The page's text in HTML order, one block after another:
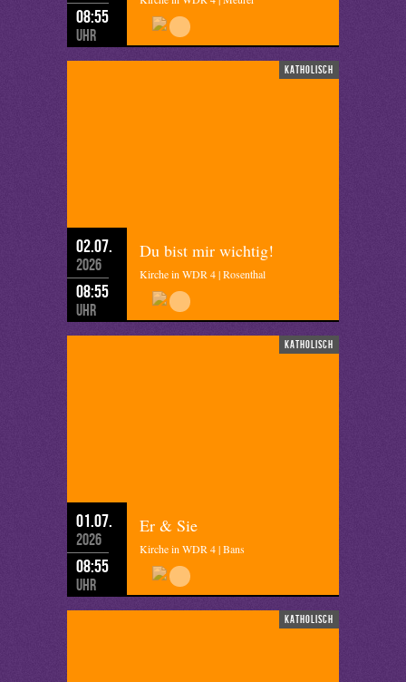
08:55
Uhr
katholisch
02.07.
2026
08:55
Uhr
Du bist mir wichtig!
Kirche in WDR 4 | Rosenthal
katholisch
01.07.
2026
08:55
Uhr
Er & Sie
Kirche in WDR 4 | Bans
katholisch